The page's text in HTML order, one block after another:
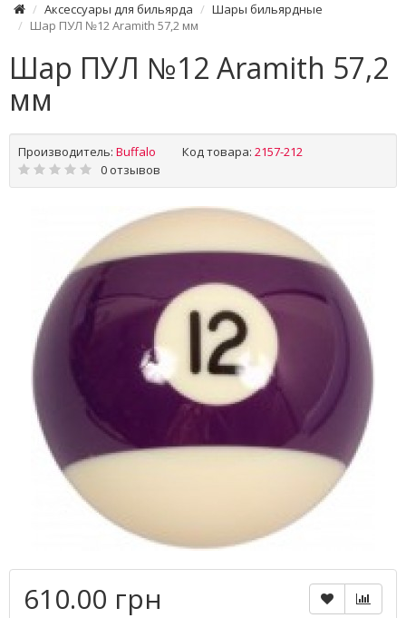
Аксессуары для бильярда
Шары бильярдные
Шар ПУЛ №12 Aramith 57,2 мм
Шар ПУЛ №12 Aramith 57,2
мм
Производитель: Buffalo Код товара: 2157-212
0 отзывов
610.00 грн